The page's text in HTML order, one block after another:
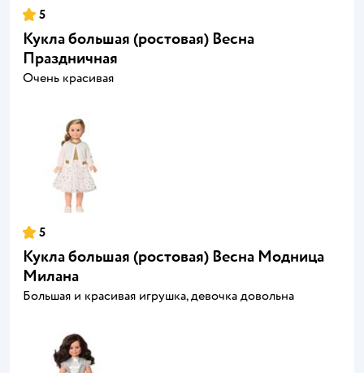
5
Кукла большая (ростовая) Весна
Праздничная
Очень красивая
5
Кукла большая (ростовая) Весна Модница
Милана
Большая и красивая игрушка, девочка довольна